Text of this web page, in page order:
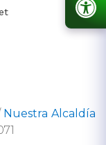
Nuestra Alcaldía